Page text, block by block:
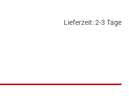
Lieferzeit:2-3 Tage